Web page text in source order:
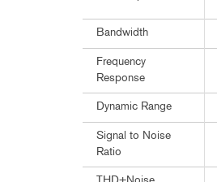
Bandwidth
Frequency
Response
Dynamic Range
Signal to Noise
Ratio